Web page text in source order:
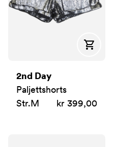
Kjøp
2nd Day
Paljettshorts
Str.M kr 399,00